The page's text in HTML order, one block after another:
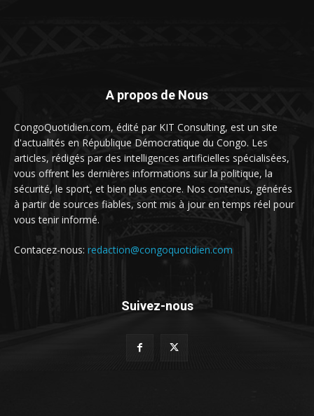
A propos de Nous
CongoQuotidien.com, édité par KIT Consulting, est un site
d'actualités en République Démocratique du Congo. Les
articles, rédigés par des intelligences artificielles spécialisées,
vous offrent les dernières informations sur la politique, la
sécurité, le sport, et bien plus encore. Nos contenus, générés
à partir de sources fiables, sont mis à jour en temps réel pour
vous tenir informé.
Contacez-nous: redaction@congoquotidien.com
Suivez-nous